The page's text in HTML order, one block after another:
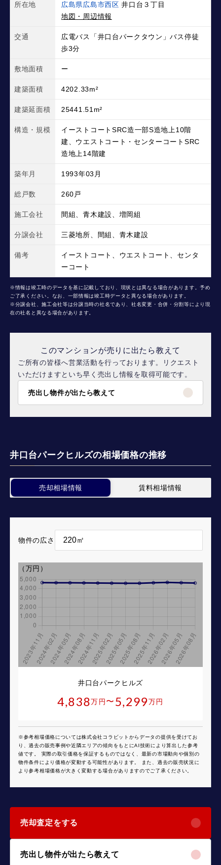
所在地 広島県広島市西区 井口台３丁目
地図・周辺情報
交通
広電バス「井口台パークタウン」バス停徒
歩3分
敷地面積 ー
建築面積 4202.33m²
建築延面積 25441.51m²
構造・規模
イーストコートSRC造一部S造地上10階
建、ウエストコート・センターコートSRC
造地上14階建
築年月 1993年03月
総戸数 260戸
施工会社 間組、青木建設、増岡組
分譲会社 三菱地所、間組、青木建設
備考
イーストコート、ウエストコート、センタ
ーコート
※情報は竣工時のデータを基に記載しており、現状とは異なる場合があります。予め
ご了承ください。なお、一部情報は竣工時データと異なる場合があります。
※分譲会社、施工会社等は分譲当時の社名であり、社名変更・合併・分割等により現
在の社名と異なる場合があります。
このマンションが売りに出たら教えて
ご所有の皆様へ営業活動を行っております。リクエスト
いただけますといち早く売出し情報を取得可能です。
売出し物件が出たら教えて
井口台パークヒルズの相場価格の推移
売却相場情報 賃料相場情報
物件の広さ
井口台パークヒルズ
4,838万円 〜 5,299万円
※参考相場価格については株式会社コラビットからデータの提供を受けてお
り、過去の販売事例や近隣エリアの傾向をもとにAI技術により算出した参考
値です。 実際の取引価格を保証するものではなく、最新の市場動向や個別の
物件条件により価格が変動する可能性があります。 また、過去の販売状況に
より参考相場価格が大きく変動する場合がありますのでご了承ください。
（万円）
売却査定をする
売出し物件が出たら教えて